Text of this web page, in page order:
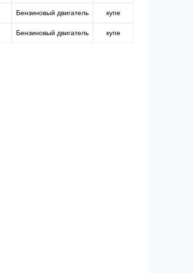
Бензиновый двигатель купе
Бензиновый двигатель купе